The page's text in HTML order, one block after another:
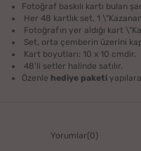
Fotoğraf baskılı kartı bulan
Her 48 kartlık set, 1
Fotoğrafın yer aldığı kart
Set, orta çemberin üzerini
Kart boyutları: 10 x 10 cmdir.
48'li setler halinde satılır.
Özenle hediye paketi
Yorumlar(0)